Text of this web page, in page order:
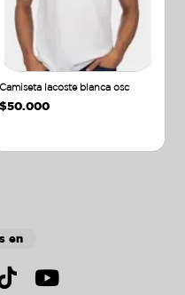
Camiseta lacoste blanca osc
$50.000
en